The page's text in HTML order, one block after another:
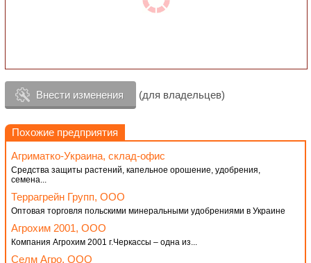
Внести изменения (для владельцев)
Похожие предприятия
Агриматко-Украина, склад-офис
Средства защиты растений, капельное орошение, удобрения,
семена...
Террагрейн Групп, ООО
Оптовая торговля польскими минеральными удобрениями в Украине
Агрохим 2001, OOO
Компания Агрохим 2001 г.Черкассы – одна из...
Селм Агро, ООО